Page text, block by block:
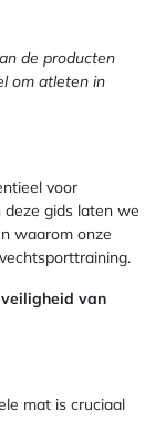
de producten
om atleten in
voor
deze gids laten we
waarom onze
van
mat is cruciaal